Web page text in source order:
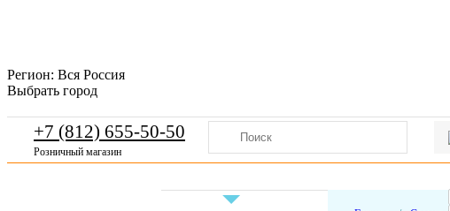
Регион: Вся Россия
Выбрать город
+7 (812) 655-50-50
Розничный магазин